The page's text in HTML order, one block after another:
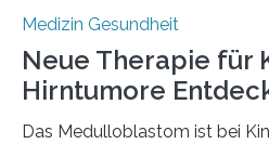
Medizin Gesundheit
Neue Therapie für
Hirntumore
Das Medulloblastom ist bei